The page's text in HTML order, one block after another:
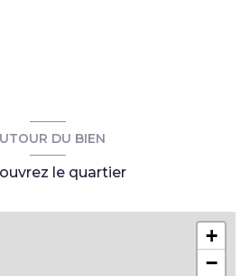
DU BIEN
le quartier
+
−